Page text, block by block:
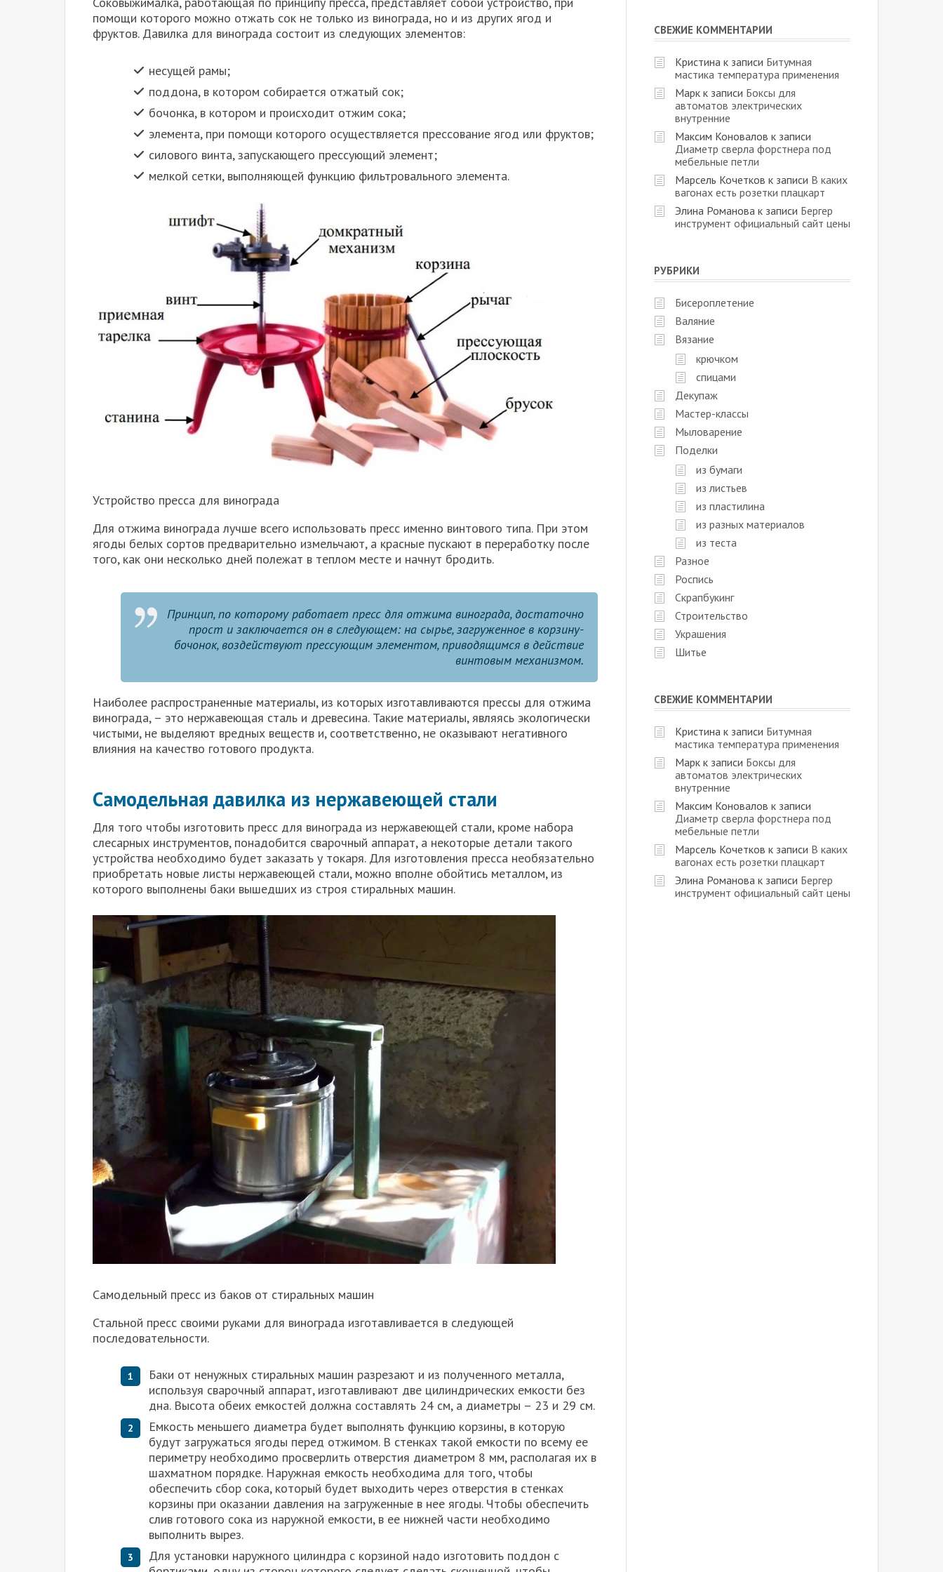
помощи которого можно отжать сок не только из винограда, но и из других ягод и
фруктов. Давилка для винограда состоит из следующих элементов:
несущей рамы;
поддона, в котором собирается отжатый сок;
бочонка, в котором и происходит отжим сока;
элемента, при помощи которого осуществляется прессование ягод или фруктов;
силового винта, запускающего прессующий элемент;
мелкой сетки, выполняющей функцию фильтровального элемента.
Устройство пресса для винограда
Для отжима винограда лучше всего использовать пресс именно винтового типа. При этом
ягоды белых сортов предварительно измельчают, а красные пускают в переработку после
того, как они несколько дней полежат в теплом месте и начнут бродить.
Принцип, по которому работает пресс для отжима винограда, достаточно
прост и заключается он в следующем: на сырье, загруженное в корзину-
бочонок, воздействуют прессующим элементом, приводящимся в действие
винтовым механизмом.
Наиболее распространенные материалы, из которых изготавливаются прессы для отжима
винограда, – это нержавеющая сталь и древесина. Такие материалы, являясь экологически
чистыми, не выделяют вредных веществ и, соответственно, не оказывают негативного
влияния на качество готового продукта.
Самодельная давилка из нержавеющей стали
Для того чтобы изготовить пресс для винограда из нержавеющей стали, кроме набора
слесарных инструментов, понадобится сварочный аппарат, а некоторые детали такого
устройства необходимо будет заказать у токаря. Для изготовления пресса необязательно
приобретать новые листы нержавеющей стали, можно вполне обойтись металлом, из
которого выполнены баки вышедших из строя стиральных машин.
Самодельный пресс из баков от стиральных машин
Стальной пресс своими руками для винограда изготавливается в следующей
последовательности.
Баки от ненужных стиральных машин разрезают и из полученного металла,
используя сварочный аппарат, изготавливают две цилиндрических емкости без
дна. Высота обеих емкостей должна составлять 24 см, а диаметры – 23 и 29 см.
Емкость меньшего диаметра будет выполнять функцию корзины, в которую
будут загружаться ягоды перед отжимом. В стенках такой емкости по всему ее
периметру необходимо просверлить отверстия диаметром 8 мм, располагая их в
шахматном порядке. Наружная емкость необходима для того, чтобы
обеспечить сбор сока, который будет выходить через отверстия в стенках
корзины при оказании давления на загруженные в нее ягоды. Чтобы обеспечить
слив готового сока из наружной емкости, в ее нижней части необходимо
выполнить вырез.
Для установки наружного цилиндра с корзиной надо изготовить поддон с
СВЕЖИЕ КОММЕНТАРИИ
Кристина к записи Битумная
мастика температура применения
Марк к записи Боксы для
автоматов электрических
внутренние
Максим Коновалов к записи
Диаметр сверла форстнера под
мебельные петли
Марсель Кочетков к записи В каких
вагонах есть розетки плацкарт
Элина Романова к записи Бергер
инструмент официальный сайт цены
РУБРИКИ
Бисероплетение
Валяние
Вязание
крючком
спицами
Декупаж
Мастер-классы
Мыловарение
Поделки
из бумаги
из листьев
из пластилина
из разных материалов
из теста
Разное
Роспись
Скрапбукинг
Строительство
Украшения
Шитье
СВЕЖИЕ КОММЕНТАРИИ
Кристина к записи Битумная
мастика температура применения
Марк к записи Боксы для
автоматов электрических
внутренние
Максим Коновалов к записи
Диаметр сверла форстнера под
мебельные петли
Марсель Кочетков к записи В каких
вагонах есть розетки плацкарт
Элина Романова к записи Бергер
инструмент официальный сайт цены